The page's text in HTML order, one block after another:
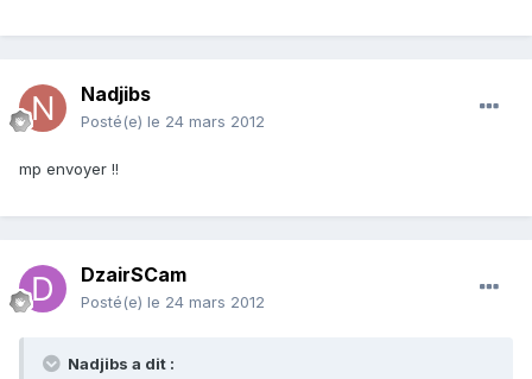
Nadjibs
Posté(e) le 24 mars 2012
mp envoyer !!
DzairSCam
Posté(e) le 24 mars 2012
Nadjibs a dit :